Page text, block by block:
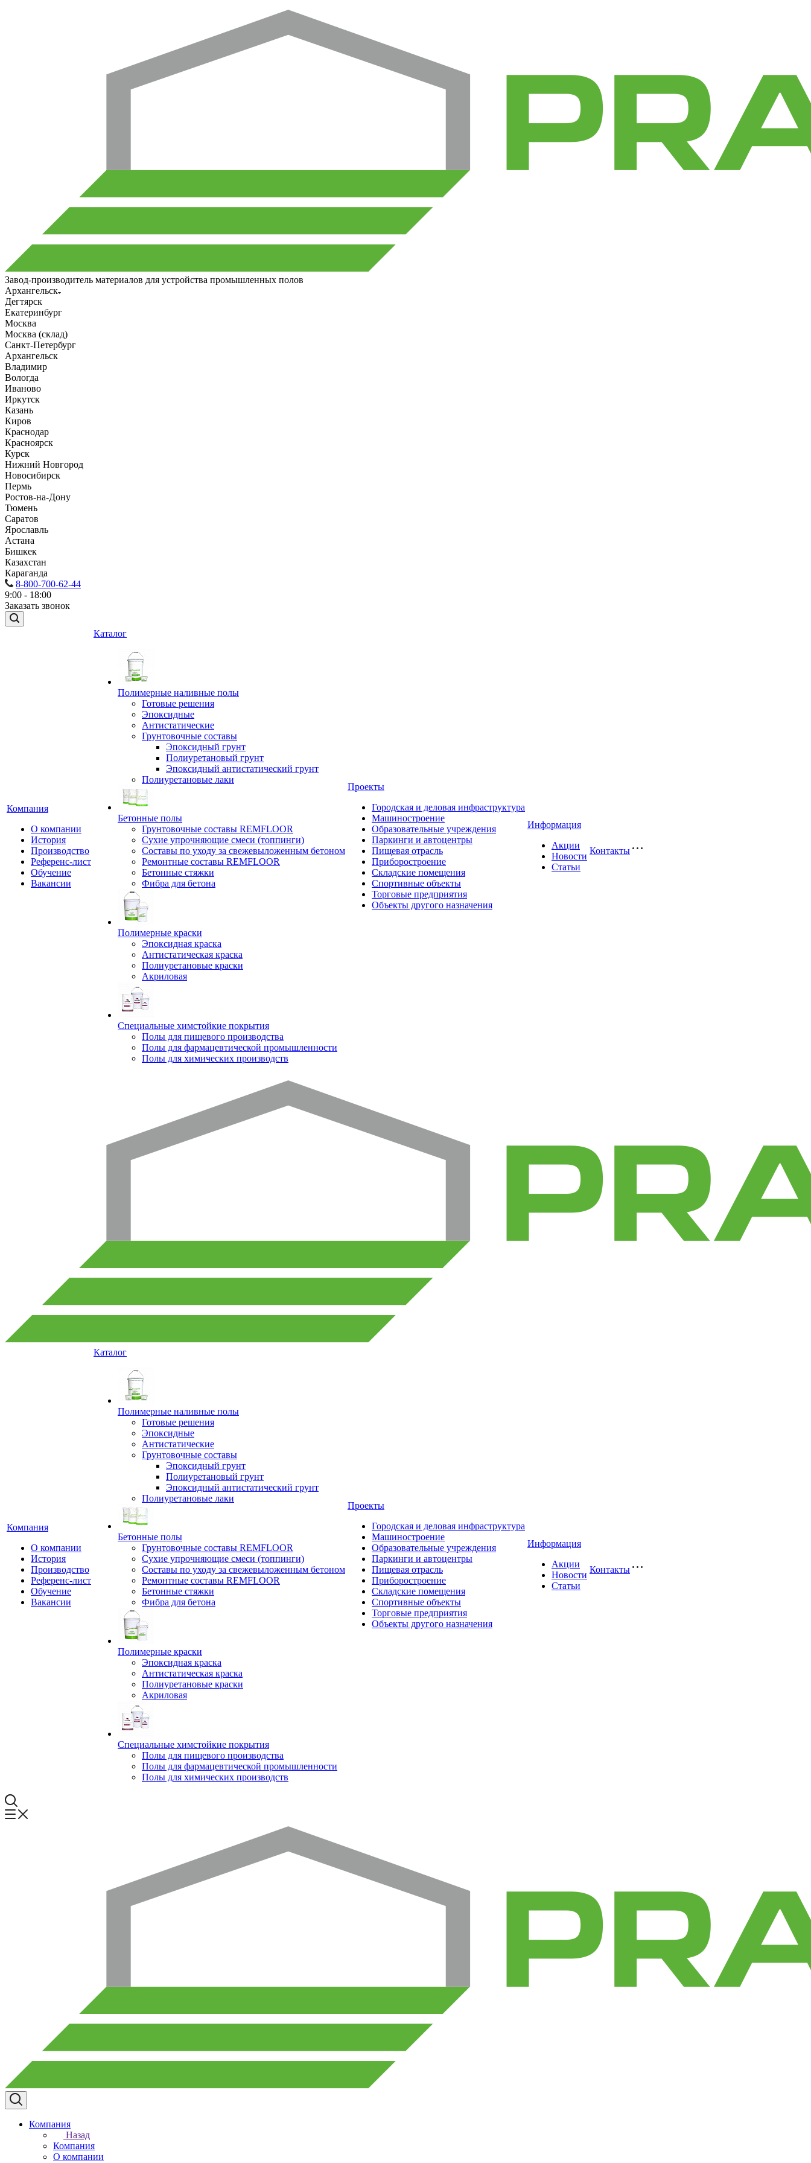
Завод-производитель материалов для устройства промышленных полов
Архангельск
Дегтярск
Екатеринбург
Москва
Москва (склад)
Санкт-Петербург
Архангельск
Владимир
Вологда
Иваново
Иркутск
Казань
Киров
Краснодар
Красноярск
Курск
Нижний Новгород
Новосибирск
Пермь
Ростов-на-Дону
Тюмень
Саратов
Ярославль
Астана
Бишкек
Казахстан
Караганда
8-800-700-62-44
9:00 - 18:00
Заказать звонок
Компания
О компании
История
Производство
Референс-лист
Обучение
Вакансии
Каталог
Полимерные наливные полы
Готовые решения
Эпоксидные
Антистатические
Грунтовочные составы
Эпоксидный грунт
Полиуретановый грунт
Эпоксидный антистатический грунт
Полиуретановые лаки
Бетонные полы
Грунтовочные составы REMFLOOR
Сухие упрочняющие смеси (топпинги)
Составы по уходу за свежевыложенным бетоном
Ремонтные составы REMFLOOR
Бетонные стяжки
Фибра для бетона
Полимерные краски
Эпоксидная краска
Антистатическая краска
Полиуретановые краски
Акриловая
Специальные химстойкие покрытия
Полы для пищевого производства
Полы для фармацевтической промышленности
Полы для химических производств
Проекты
Городская и деловая инфраструктура
Машиностроение
Образовательные учреждения
Паркинги и автоцентры
Пищевая отрасль
Приборостроение
Складские помещения
Спортивные объекты
Торговые предприятия
Объекты другого назначения
Информация
Акции
Новости
Статьи
Контакты
Компания
О компании
История
Производство
Референс-лист
Обучение
Вакансии
Каталог
Полимерные наливные полы
Готовые решения
Эпоксидные
Антистатические
Грунтовочные составы
Эпоксидный грунт
Полиуретановый грунт
Эпоксидный антистатический грунт
Полиуретановые лаки
Бетонные полы
Грунтовочные составы REMFLOOR
Сухие упрочняющие смеси (топпинги)
Составы по уходу за свежевыложенным бетоном
Ремонтные составы REMFLOOR
Бетонные стяжки
Фибра для бетона
Полимерные краски
Эпоксидная краска
Антистатическая краска
Полиуретановые краски
Акриловая
Специальные химстойкие покрытия
Полы для пищевого производства
Полы для фармацевтической промышленности
Полы для химических производств
Проекты
Городская и деловая инфраструктура
Машиностроение
Образовательные учреждения
Паркинги и автоцентры
Пищевая отрасль
Приборостроение
Складские помещения
Спортивные объекты
Торговые предприятия
Объекты другого назначения
Информация
Акции
Новости
Статьи
Контакты
Компания
Назад
Компания
О компании